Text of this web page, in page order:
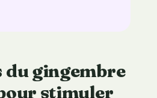
du gingembre
stimuler